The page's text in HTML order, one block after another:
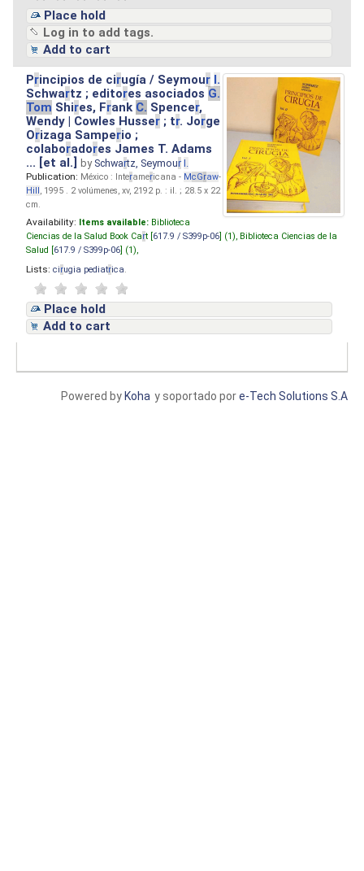
Place hold
Log in to add tags.
Add to cart
Principios de cirugía / Seymour I.
Schwartz ; editores asociados G.
Tom Shires, Frank C. Spencer,
Wendy | Cowles Husser ; tr. Jorge
Orizaga Samperio ;
colaboradores James T. Adams
... [et al.]by Schwartz, Seymour I.
Publication: México : Interamericana - McGraw-
Hill, 1995 . 2 volúmenes, xv, 2192 p. : il. ; 28.5 x 22
cm.
Availability: Items available: Biblioteca
Ciencias de la Salud Book Cart [ 617.9 / S399p-06 ] (1), Biblioteca Ciencias de la
Salud [ 617.9 / S399p-06 ] (1),
Lists: cirugia pediatrica
Place hold
Add to cart
y soportado pore-Tech Solutions S.A
Powered by Koha